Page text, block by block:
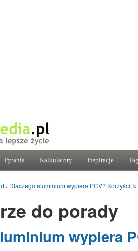
Pytania Kalkulatory Inspiracje
› Dlaczego aluminium wypiera PCV? Korzyści,
do porady
wypiera